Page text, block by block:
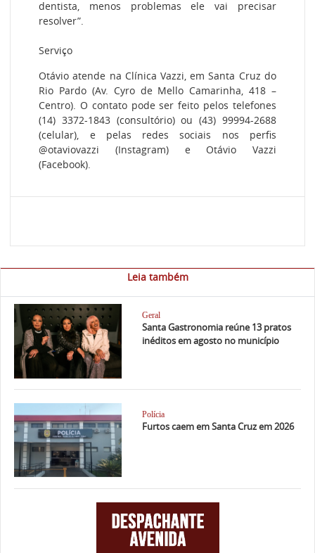
dentista, menos problemas ele vai precisar
resolver”.
Serviço
Otávio atende na Clínica Vazzi, em Santa Cruz do
Rio Pardo (Av. Cyro de Mello Camarinha, 418 –
Centro). O contato pode ser feito pelos telefones
(14) 3372-1843 (consultório) ou (43) 99994-2688
(celular), e pelas redes sociais nos perfis
@otaviovazzi (Instagram) e Otávio Vazzi
(Facebook).
Leia também
Geral
Santa Gastronomia reúne 13 pratos
inéditos em agosto no município
Polícia
Furtos caem em Santa Cruz em 2026